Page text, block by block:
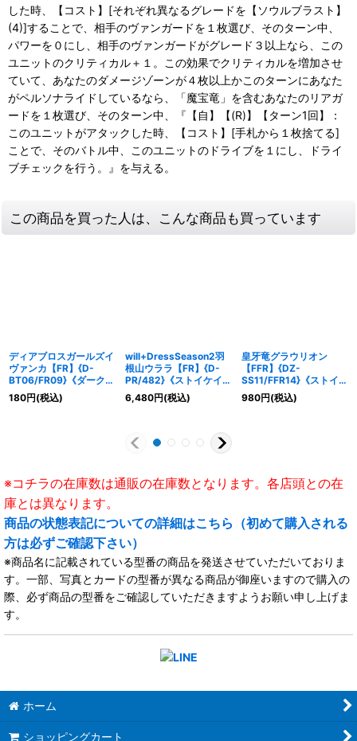
した時、【コスト】[それぞれ異なるグレードを【ソウルブラスト】
(4)]することで、相手のヴァンガードを１枚選び、そのターン中、
パワーを０にし、相手のヴァンガードがグレード３以上なら、この
ユニットのクリティカル＋１。この効果でクリティカルを増加させ
ていて、あなたのダメージゾーンが４枚以上かこのターンにあなた
がペルソナライドしているなら、「魔宝竜」を含むあなたのリアガ
ードを１枚選び、そのターン中、『【自】【(R)】【ターン1回】：
このユニットがアタックした時、【コスト】[手札から１枚捨てる]
ことで、そのバトル中、このユニットのドライブを１にし、ドライ
ブチェックを行う。』を与える。
この商品を買った人は、こんな商品も買っています
ディアブロスガールズイ
ヴァンカ【FR】{D-
BT06/FR09}《ダークス
テイツ》
180円(税込)
will+DressSeason2羽
根山ウララ【FR】{D-
PR/482}《ストイケイ
ア》
6,480円(税込)
皇牙竜グラウリオン
【FFR】{DZ-
SS11/FFR14}《ストイケ
イア》
980円(税込)
※コチラの在庫数は通販の在庫数となります。各店頭との在
庫とは異なります。
商品の状態表記についての詳細はこちら（初めて購入される
方は必ずご確認下さい）
※商品名に記載されている型番の商品を発送させていただいておりま
す。一部、写真とカードの型番が異なる商品が御座いますので購入の
際、必ず商品の型番をご確認していただきますようお願い申し上げま
す。
ホーム
ショッピングカート